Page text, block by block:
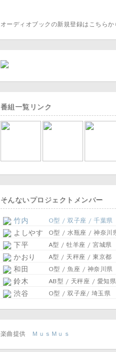
オーディオブックの新規登録はこちら
番組一覧リンク
そんないプロジェクトメンバー
竹内 O型 / 双子座 / 千葉県
よしやす O型 / 水瓶座 / 神奈川
下平 A型 / 牡羊座 / 宮城県
かおり A型 / 天秤座 / 東京都
和田 O型 / 魚座 / 神奈川県
鈴木 AB型 / 天秤座 / 愛知県
渋谷 O型 / 双子座/ 埼玉県
楽曲提供 ＭｕｓＭｕｓ